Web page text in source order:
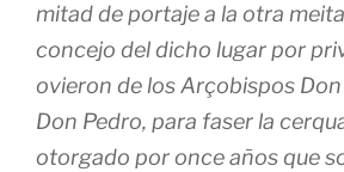
mitad de portaje a la otra
concejo del dicho lugar por
ovieron de los Arçobispos
Don Pedro, para faser la
otorgado por once años que